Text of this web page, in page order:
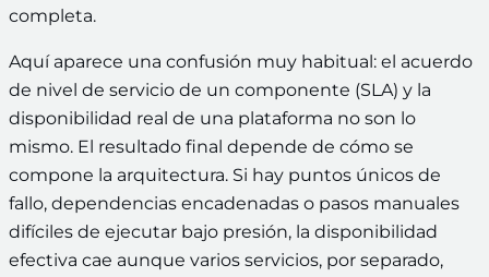
completa.
Aquí aparece una confusión muy habitual: el acuerdo
de nivel de servicio de un componente (SLA) y la
disponibilidad real de una plataforma no son lo
mismo. El resultado final depende de cómo se
compone la arquitectura. Si hay puntos únicos de
fallo, dependencias encadenadas o pasos manuales
difíciles de ejecutar bajo presión, la disponibilidad
efectiva cae aunque varios servicios, por separado,